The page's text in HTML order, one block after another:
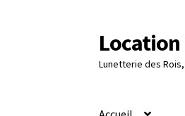
Aller
à
la
Aller
au
contenu
Location
Lunetterie des